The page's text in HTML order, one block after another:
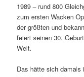
1989 – rund 800
zum ersten Wacken
der größten und
feiert seinen 30.
Welt.
Das hätte sich damals